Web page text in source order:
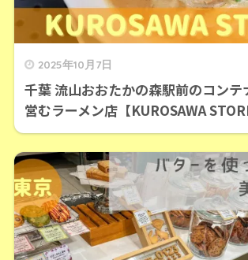
2025年10月7日
千葉 流山おおたかの森駅前のコンテ
営むラーメン店【KUROSAWA